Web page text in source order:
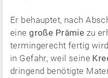
Er behauptet, nach
einegroße Prämie zu
termingerecht fertig
in Gefahr, weil seine
dringend benötigte